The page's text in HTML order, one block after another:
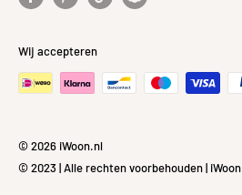
Wij accepteren
© 2026 iWoon.nl
© 2023 | Alle rechten voorbehouden | iWoon